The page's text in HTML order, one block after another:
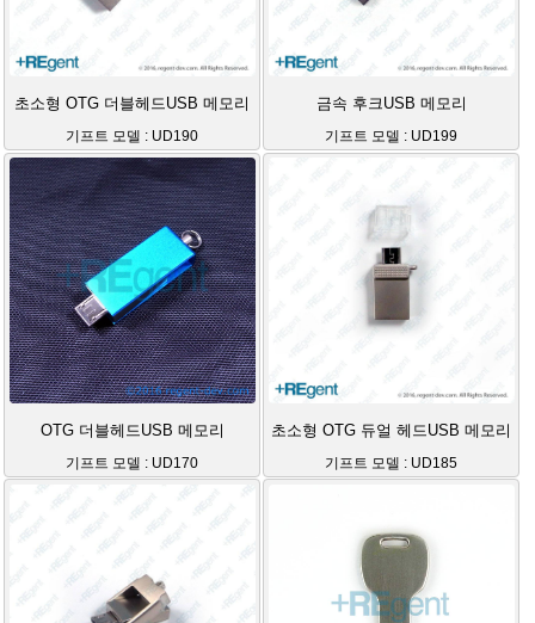
초소형 OTG 더블헤드USB 메모리
기프트 모델 : UD190
금속 후크USB 메모리
기프트 모델 : UD199
OTG 더블헤드USB 메모리
기프트 모델 : UD170
초소형 OTG 듀얼 헤드USB 메모리
기프트 모델 : UD185